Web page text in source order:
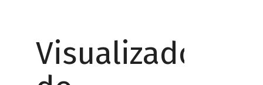
Visualizador